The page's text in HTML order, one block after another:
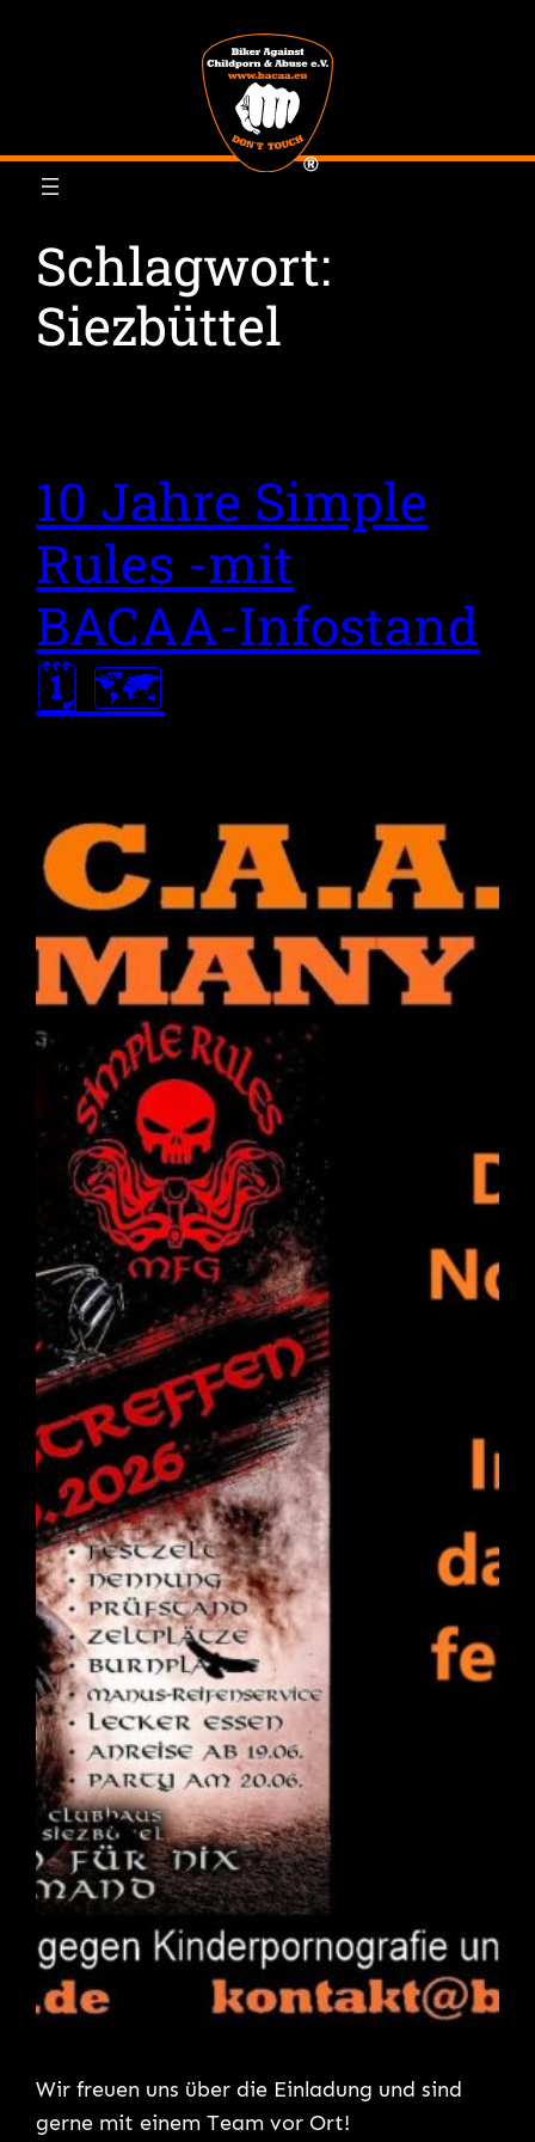
Schlagwort:
Siezbüttel
10 Jahre Simple
Rules -mit
BACAA-Infostand
🗓 🗺
Wir freuen uns über die Einladung und sind
gerne mit einem Team vor Ort!